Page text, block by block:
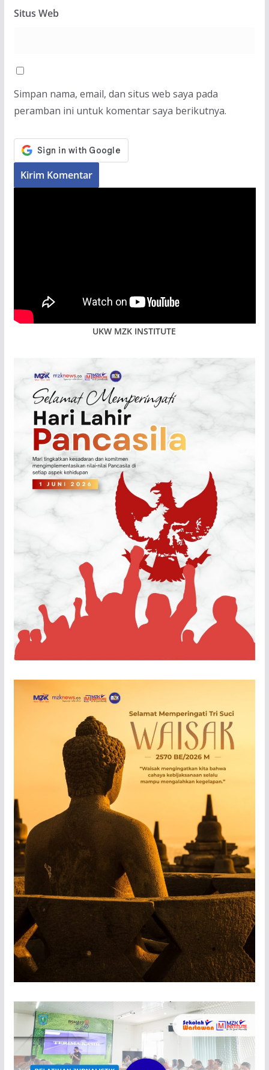
Situs Web
Simpan nama, email, dan situs web saya pada
peramban ini untuk komentar saya berikutnya.
UKW MZK INSTITUTE